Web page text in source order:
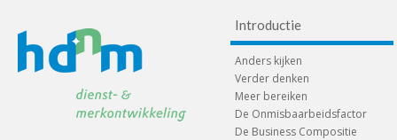
Introductie
Anders kijken
Verder denken
Meer bereiken
De Onmisbaarbeidsfactor
De Business Compositie